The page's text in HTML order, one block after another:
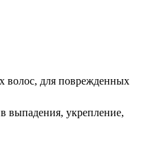
волос, для поврежденных
выпадения, укрепление,